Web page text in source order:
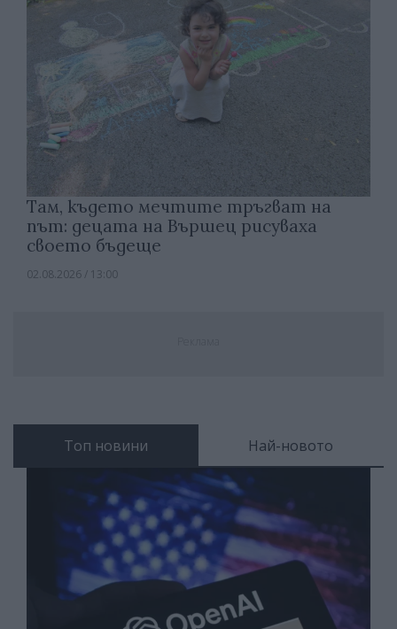
Там, където мечтите тръгват на
път: децата на Вършец рисуваха
своето бъдеще
02.08.2026 / 13:00
Топ новини Най-новото